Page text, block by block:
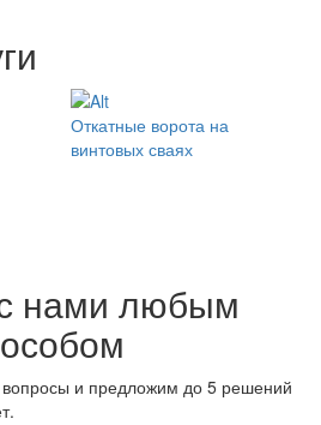
Откатные ворота на
винтовых сваях
нами любым
и предложим до 5 решений